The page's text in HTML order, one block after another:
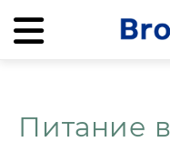
Питание